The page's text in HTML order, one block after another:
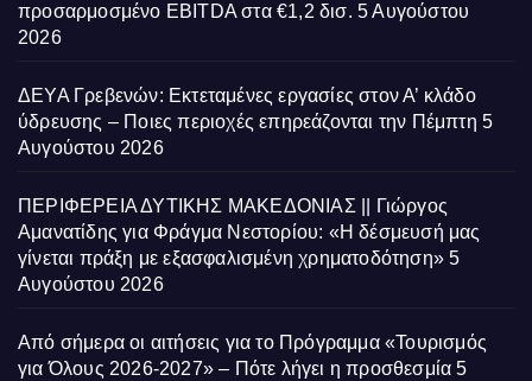
προσαρμοσμένο EBITDA στα €1,2 δισ. 5 Αυγούστου
2026
ΔΕΥΑ Γρεβενών: Εκτεταμένες εργασίες στον Α’ κλάδο
ύδρευσης – Ποιες περιοχές επηρεάζονται την Πέμπτη 5
Αυγούστου 2026
ΠΕΡΙΦΕΡΕΙΑ ΔΥΤΙΚΗΣ ΜΑΚΕΔΟΝΙΑΣ || Γιώργος
Αμανατίδης για Φράγμα Νεστορίου: «Η δέσμευσή μας
γίνεται πράξη με εξασφαλισμένη χρηματοδότηση» 5
Αυγούστου 2026
Από σήμερα οι αιτήσεις για το Πρόγραμμα «Τουρισμός
για Όλους 2026-2027» – Πότε λήγει η προσθεσμία 5